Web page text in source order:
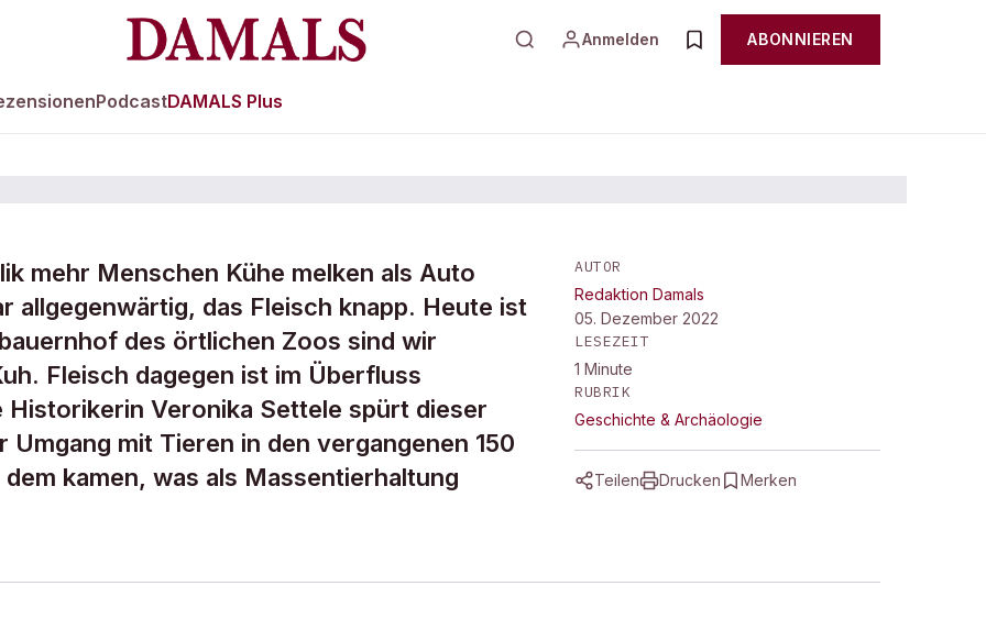
Anmelden ABONNIEREN
PodcastDAMALS Plus
mehr Menschen Kühe melken als Auto
allgegenwärtig, das Fleisch knapp. Heute ist
des örtlichen Zoos sind wir
Fleisch dagegen ist im Überfluss
Historikerin Veronika Settele spürt dieser
mit Tieren in den vergangenen 150
kamen, was als Massentierhaltung
AUTOR
Redaktion Damals
05. Dezember 2022
LESEZEIT
1 Minute
RUBRIK
Geschichte & Archäologie
Teilen Drucken Merken